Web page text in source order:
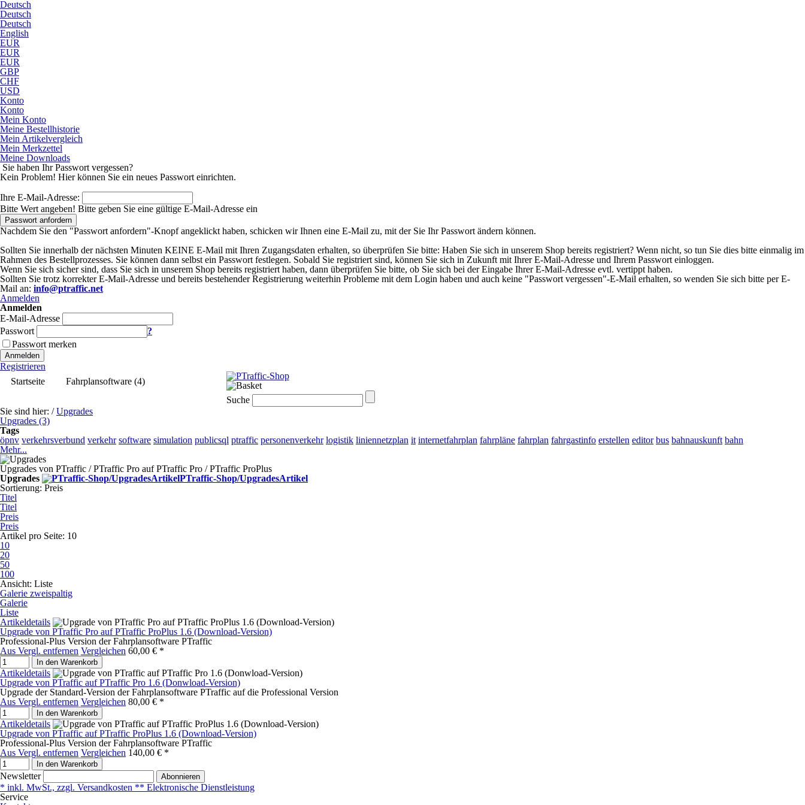
Deutsch
Deutsch
Deutsch
English
EUR
EUR
EUR
GBP
CHF
USD
Konto
Konto
Mein Konto
Meine Bestellhistorie
Mein Artikelvergleich
Mein Merkzettel
Meine Downloads
Sie haben Ihr Passwort vergessen?
Kein Problem! Hier können Sie ein neues Passwort einrichten.
Ihre E-Mail-Adresse:
Bitte Wert angeben! Bitte geben Sie eine gültige E-Mail-Adresse ein
Passwort anfordern
Nachdem Sie den "Passwort anfordern"-Knopf angeklickt haben, schicken wir Ihnen eine E-Mail zu, mit der Sie Ihr Passwort ändern können.
Sollten Sie innerhalb der nächsten Minuten KEINE E-Mail mit Ihren Zugangsdaten erhalten, so überprüfen Sie bitte: Haben Sie sich in unserem Shop bereits registriert? Wenn nicht, so tun Sie dies bitte einmalig im
Rahmen des Bestellprozesses. Sie können dann selbst ein Passwort festlegen. Sobald Sie registriert sind, können Sie sich in Zukunft mit Ihrer E-Mail-Adresse und Ihrem Passwort einloggen.
Wenn Sie sich sicher sind, dass Sie sich in unserem Shop bereits registriert haben, dann überprüfen Sie bitte, ob Sie sich bei der Eingabe Ihrer E-Mail-Adresse evtl. vertippt haben.
Sollten Sie trotz korrekter E-Mail-Adresse und bereits bestehender Registrierung weiterhin Probleme mit dem Login haben und auch keine "Passwort vergessen"-E-Mail erhalten, so wenden Sie sich bitte per E-
Mail an: info@ptraffic.net
Anmelden
Anmelden
E-Mail-Adresse
Passwort
?
Passwort merken
Anmelden
Registrieren
Startseite
Fahrplansoftware (4)
Suche
Sie sind hier: /Upgrades
Upgrades (3)
Tags
öpnv verkehrsverbund verkehr software simulation publicsql ptraffic personenverkehr logistik liniennetzplan it internetfahrplan fahrpläne fahrplan fahrgastinfo erstellen editor bus bahnauskunft bahn
Mehr...
Upgrades von PTraffic / PTraffic Pro auf PTraffic Pro / PTraffic ProPlus
Upgrades
PTraffic-Shop/UpgradesArtikel
Sortierung: Preis
Titel
Titel
Preis
Preis
Artikel pro Seite: 10
10
20
50
100
Ansicht: Liste
Galerie zweispaltig
Galerie
Liste
Artikeldetails
Upgrade von PTraffic Pro auf PTraffic ProPlus 1.6 (Download-Version)
Professional-Plus Version der Fahrplansoftware PTraffic
Aus Vergl. entfernen Vergleichen 60,00 € *
In den Warenkorb
Artikeldetails
Upgrade von PTraffic auf PTraffic Pro 1.6 (Donwload-Version)
Upgrade der Standard-Version der Fahrplansoftware PTraffic auf die Professional Version
Aus Vergl. entfernen Vergleichen 80,00 € *
In den Warenkorb
Artikeldetails
Upgrade von PTraffic auf PTraffic ProPlus 1.6 (Download-Version)
Professional-Plus Version der Fahrplansoftware PTraffic
Aus Vergl. entfernen Vergleichen 140,00 € *
In den Warenkorb
Newsletter Abonnieren
* inkl. MwSt., zzgl. Versandkosten ** Elektronische Dienstleistung
Service